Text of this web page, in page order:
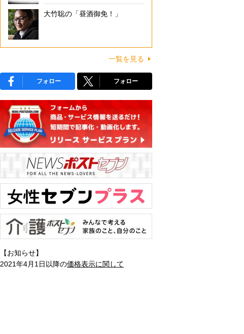
大竹聡の「昼酒御免！」
一覧を見る
フォロー フォロー
【お知らせ】
2021年4月1日以降の価格表示に関して